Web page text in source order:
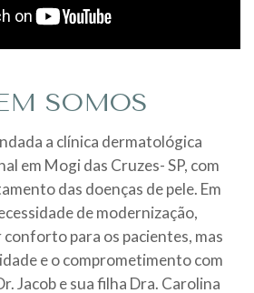
SOMOS
a clínica dermatológica
em Mogi das Cruzes- SP, com
das doenças de pele. Em
de modernização,
conforto para os pacientes, mas
e o comprometimento com
Jacob e sua filha Dra. Carolina